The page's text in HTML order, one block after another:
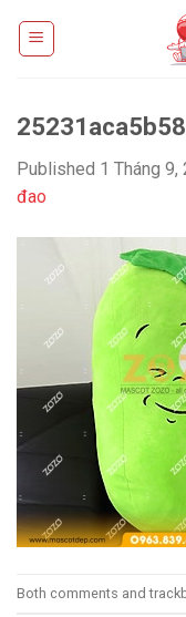
Published 1 Tháng 9,
đao
Both comments and